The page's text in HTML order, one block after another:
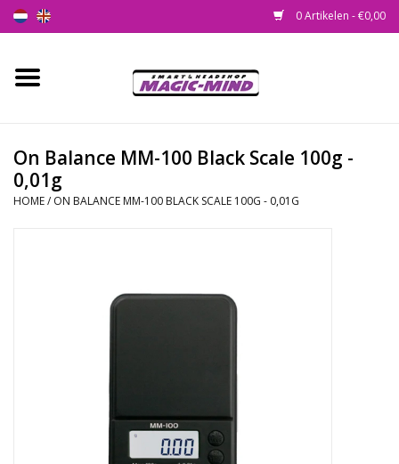
0 Artikelen - €0,00
Home
Smartshop
On Balance MM-100 Black Scale 100g -
0,01g
HOME/ ON BALANCE MM-100 BLACK SCALE 100G - 0,01G